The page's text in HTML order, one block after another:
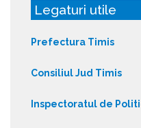
Legaturi utile
Prefectura Timis
Consiliul Jud Timis
Inspectoratul de